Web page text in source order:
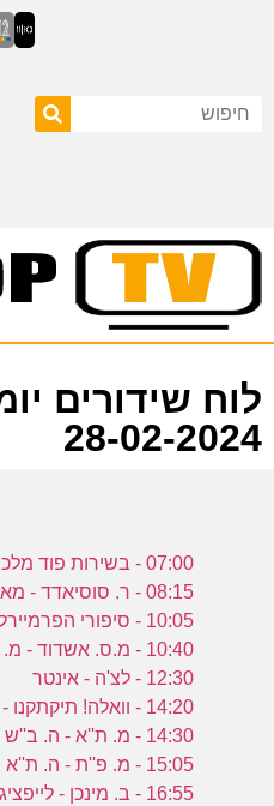
28-02-2024
07:00 - בשירות פוד מלכותו
08:15 - ר. סוסיאדד - מאיורקה
10:05 - סיפורי הפרמיירליג
10:40 - מ.ס. אשדוד - מ. חיפה
12:30 - לצ'ה - אינטר
14:20 - וואלה! תיקתקנו - מבזק ספורט
14:30 - מ. ת''א - ה. ב''ש
15:05 - מ. פ''ת - ה. ת''א
16:55 - ב. מינכן - לייפציג